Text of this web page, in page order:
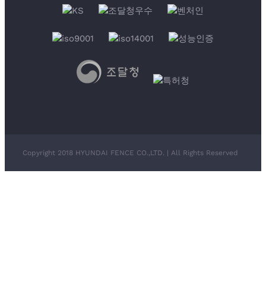
Copyright 2018 HYUNDAI FENCE CO.,LTD. | All Rights Reserved